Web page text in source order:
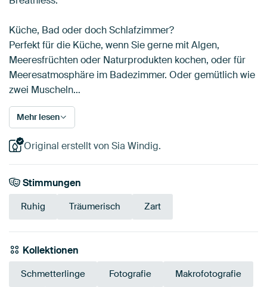
Küche, Bad oder doch Schlafzimmer?
Perfekt für die Küche, wenn Sie gerne mit Algen,
Meeresfrüchten oder Naturprodukten kochen, oder für
Meeresatmosphäre im Badezimmer. Oder gemütlich wie
zwei Muscheln…
Mehr lesen
Original erstellt von Sia Windig.
Stimmungen
Ruhig Träumerisch Zart
Kollektionen
Schmetterlinge Fotografie Makrofotografie